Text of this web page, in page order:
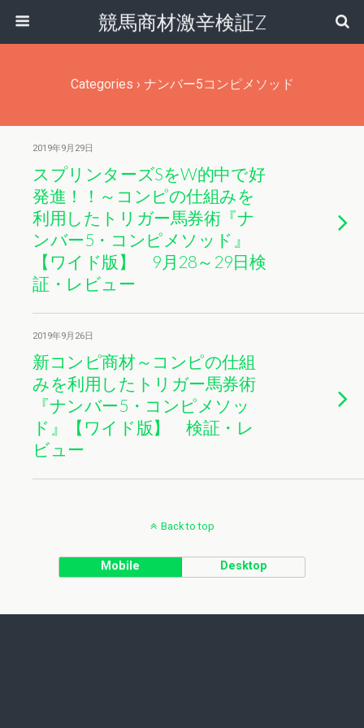
競馬商材激辛検証Z
Categories › ナンバー5コンピメソッド
2019年9月29日
スプリンターズSをW的中で好
発進！！～コンピの仕組みを
利用したトリガー馬券術『ナ
ンバー5・コンピメソッド』
【ワイド版】 9月28～29日検
証・レビュー
2019年9月26日
新コンピ商材～コンピの仕組
みを利用したトリガー馬券術
『ナンバー5・コンピメソッ
ド』【ワイド版】 検証・レ
ビュー
Back to top
Mobile Desktop